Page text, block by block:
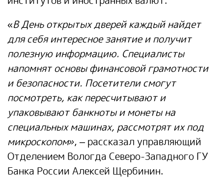
«В День открытых дверей каждый найдет
для себя интересное занятие и получит
полезную информацию. Специалисты
напомнят основы финансовой грамотности
и безопасности. Посетители смогут
посмотреть, как пересчитывают и
упаковывают банкноты и монеты на
специальных машинах, рассмотрят их под
микроскопом», – рассказал управляющий
Отделением Вологда Северо-Западного ГУ
Банка России Алексей Щербинин.